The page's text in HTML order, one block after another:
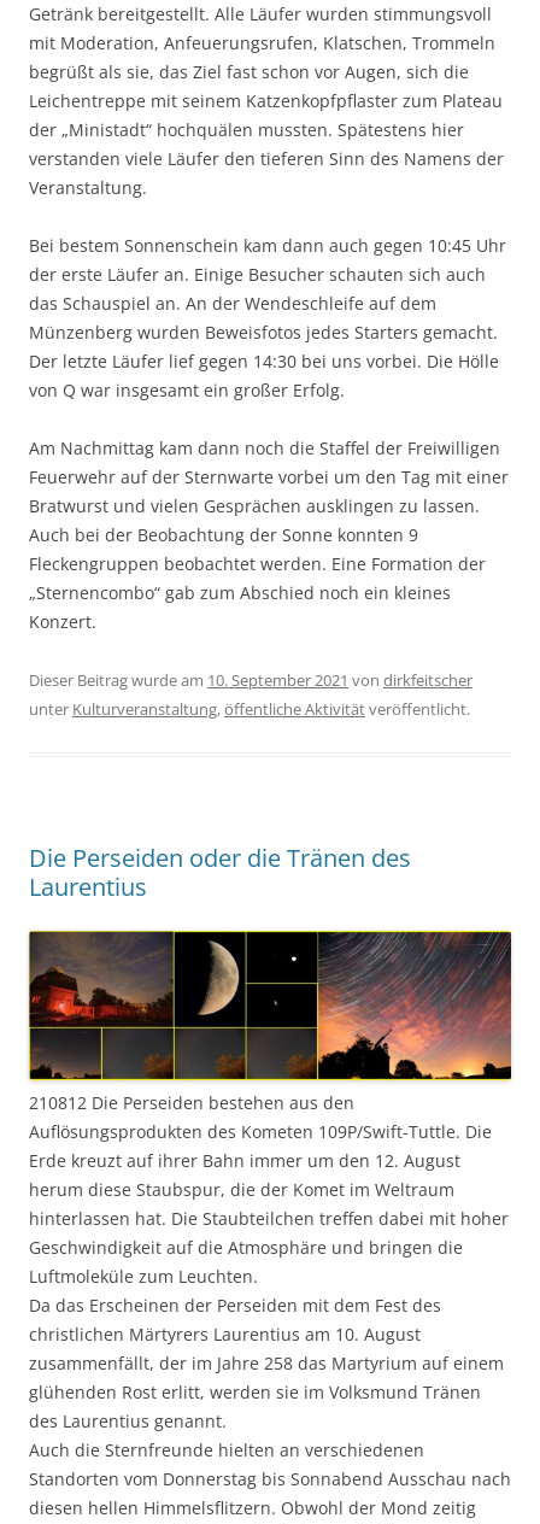
Getränk bereitgestellt. Alle Läufer wurden stimmungsvoll
mit Moderation, Anfeuerungsrufen, Klatschen, Trommeln
begrüßt als sie, das Ziel fast schon vor Augen, sich die
Leichentreppe mit seinem Katzenkopfpflaster zum Plateau
der „Ministadt“ hochquälen mussten. Spätestens hier
verstanden viele Läufer den tieferen Sinn des Namens der
Veranstaltung.
Bei bestem Sonnenschein kam dann auch gegen 10:45 Uhr
der erste Läufer an. Einige Besucher schauten sich auch
das Schauspiel an. An der Wendeschleife auf dem
Münzenberg wurden Beweisfotos jedes Starters gemacht.
Der letzte Läufer lief gegen 14:30 bei uns vorbei. Die Hölle
von Q war insgesamt ein großer Erfolg.
Am Nachmittag kam dann noch die Staffel der Freiwilligen
Feuerwehr auf der Sternwarte vorbei um den Tag mit einer
Bratwurst und vielen Gesprächen ausklingen zu lassen.
Auch bei der Beobachtung der Sonne konnten 9
Fleckengruppen beobachtet werden. Eine Formation der
„Sternencombo“ gab zum Abschied noch ein kleines
Konzert.
Dieser Beitrag wurde am 10. September 2021 von dirkfeitscher
unter Kulturveranstaltung,öffentliche Aktivitätveröffentlicht.
Die Perseiden oder die Tränen des
Laurentius
210812 Die Perseiden bestehen aus den
Auflösungsprodukten des Kometen 109P/Swift-Tuttle. Die
Erde kreuzt auf ihrer Bahn immer um den 12. August
herum diese Staubspur, die der Komet im Weltraum
hinterlassen hat. Die Staubteilchen treffen dabei mit hoher
Geschwindigkeit auf die Atmosphäre und bringen die
Luftmoleküle zum Leuchten.
Da das Erscheinen der Perseiden mit dem Fest des
christlichen Märtyrers Laurentius am 10. August
zusammenfällt, der im Jahre 258 das Martyrium auf einem
glühenden Rost erlitt, werden sie im Volksmund Tränen
des Laurentius genannt.
Auch die Sternfreunde hielten an verschiedenen
Standorten vom Donnerstag bis Sonnabend Ausschau nach
diesen hellen Himmelsflitzern. Obwohl der Mond zeitig